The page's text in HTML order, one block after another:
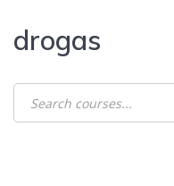
drogas